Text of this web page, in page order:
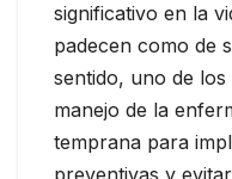
significativo en la
padecen como de
sentido, uno de
manejo de la
temprana para